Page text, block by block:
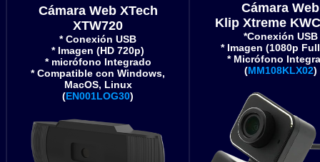
Cámara Web XTech
XTW720
* Conexión USB
* Imagen (HD 720p)
* micrófono Integrado
* Compatible con Windows,
MacOS, Linux
(EN001LOG30)
Cámara Web
Klip Xtreme
*Conexión USB
* Imagen (1080p
* Micrófono
(MM108KLX02)